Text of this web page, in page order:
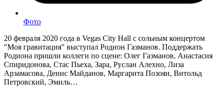
Фото
20 февраля 2020 года в Vegas City Hall с сольным концертом
"Моя гравитация" выступал Родион Газманов. Поддержать
Родиона пришли коллеги по сцене: Олег Газманов, Анастасия
Спиридонова, Стас Пьеха, Зара, Руслан Алехно, Лиза
Арзамасова, Денис Майданов, Маргарита Позоян, Витольд
Петровский, Эмиль…